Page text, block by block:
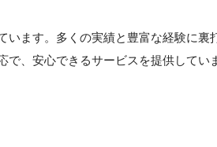
います。多くの実績と豊富な経験に裏
で、安心できるサービスを提供してい